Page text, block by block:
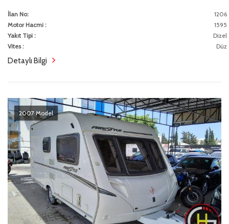
İlan No:
1206
Motor Hacmi :
1595
Yakıt Tipi :
Dizel
Vites :
Düz
Detaylı Bilgi
2007 Model